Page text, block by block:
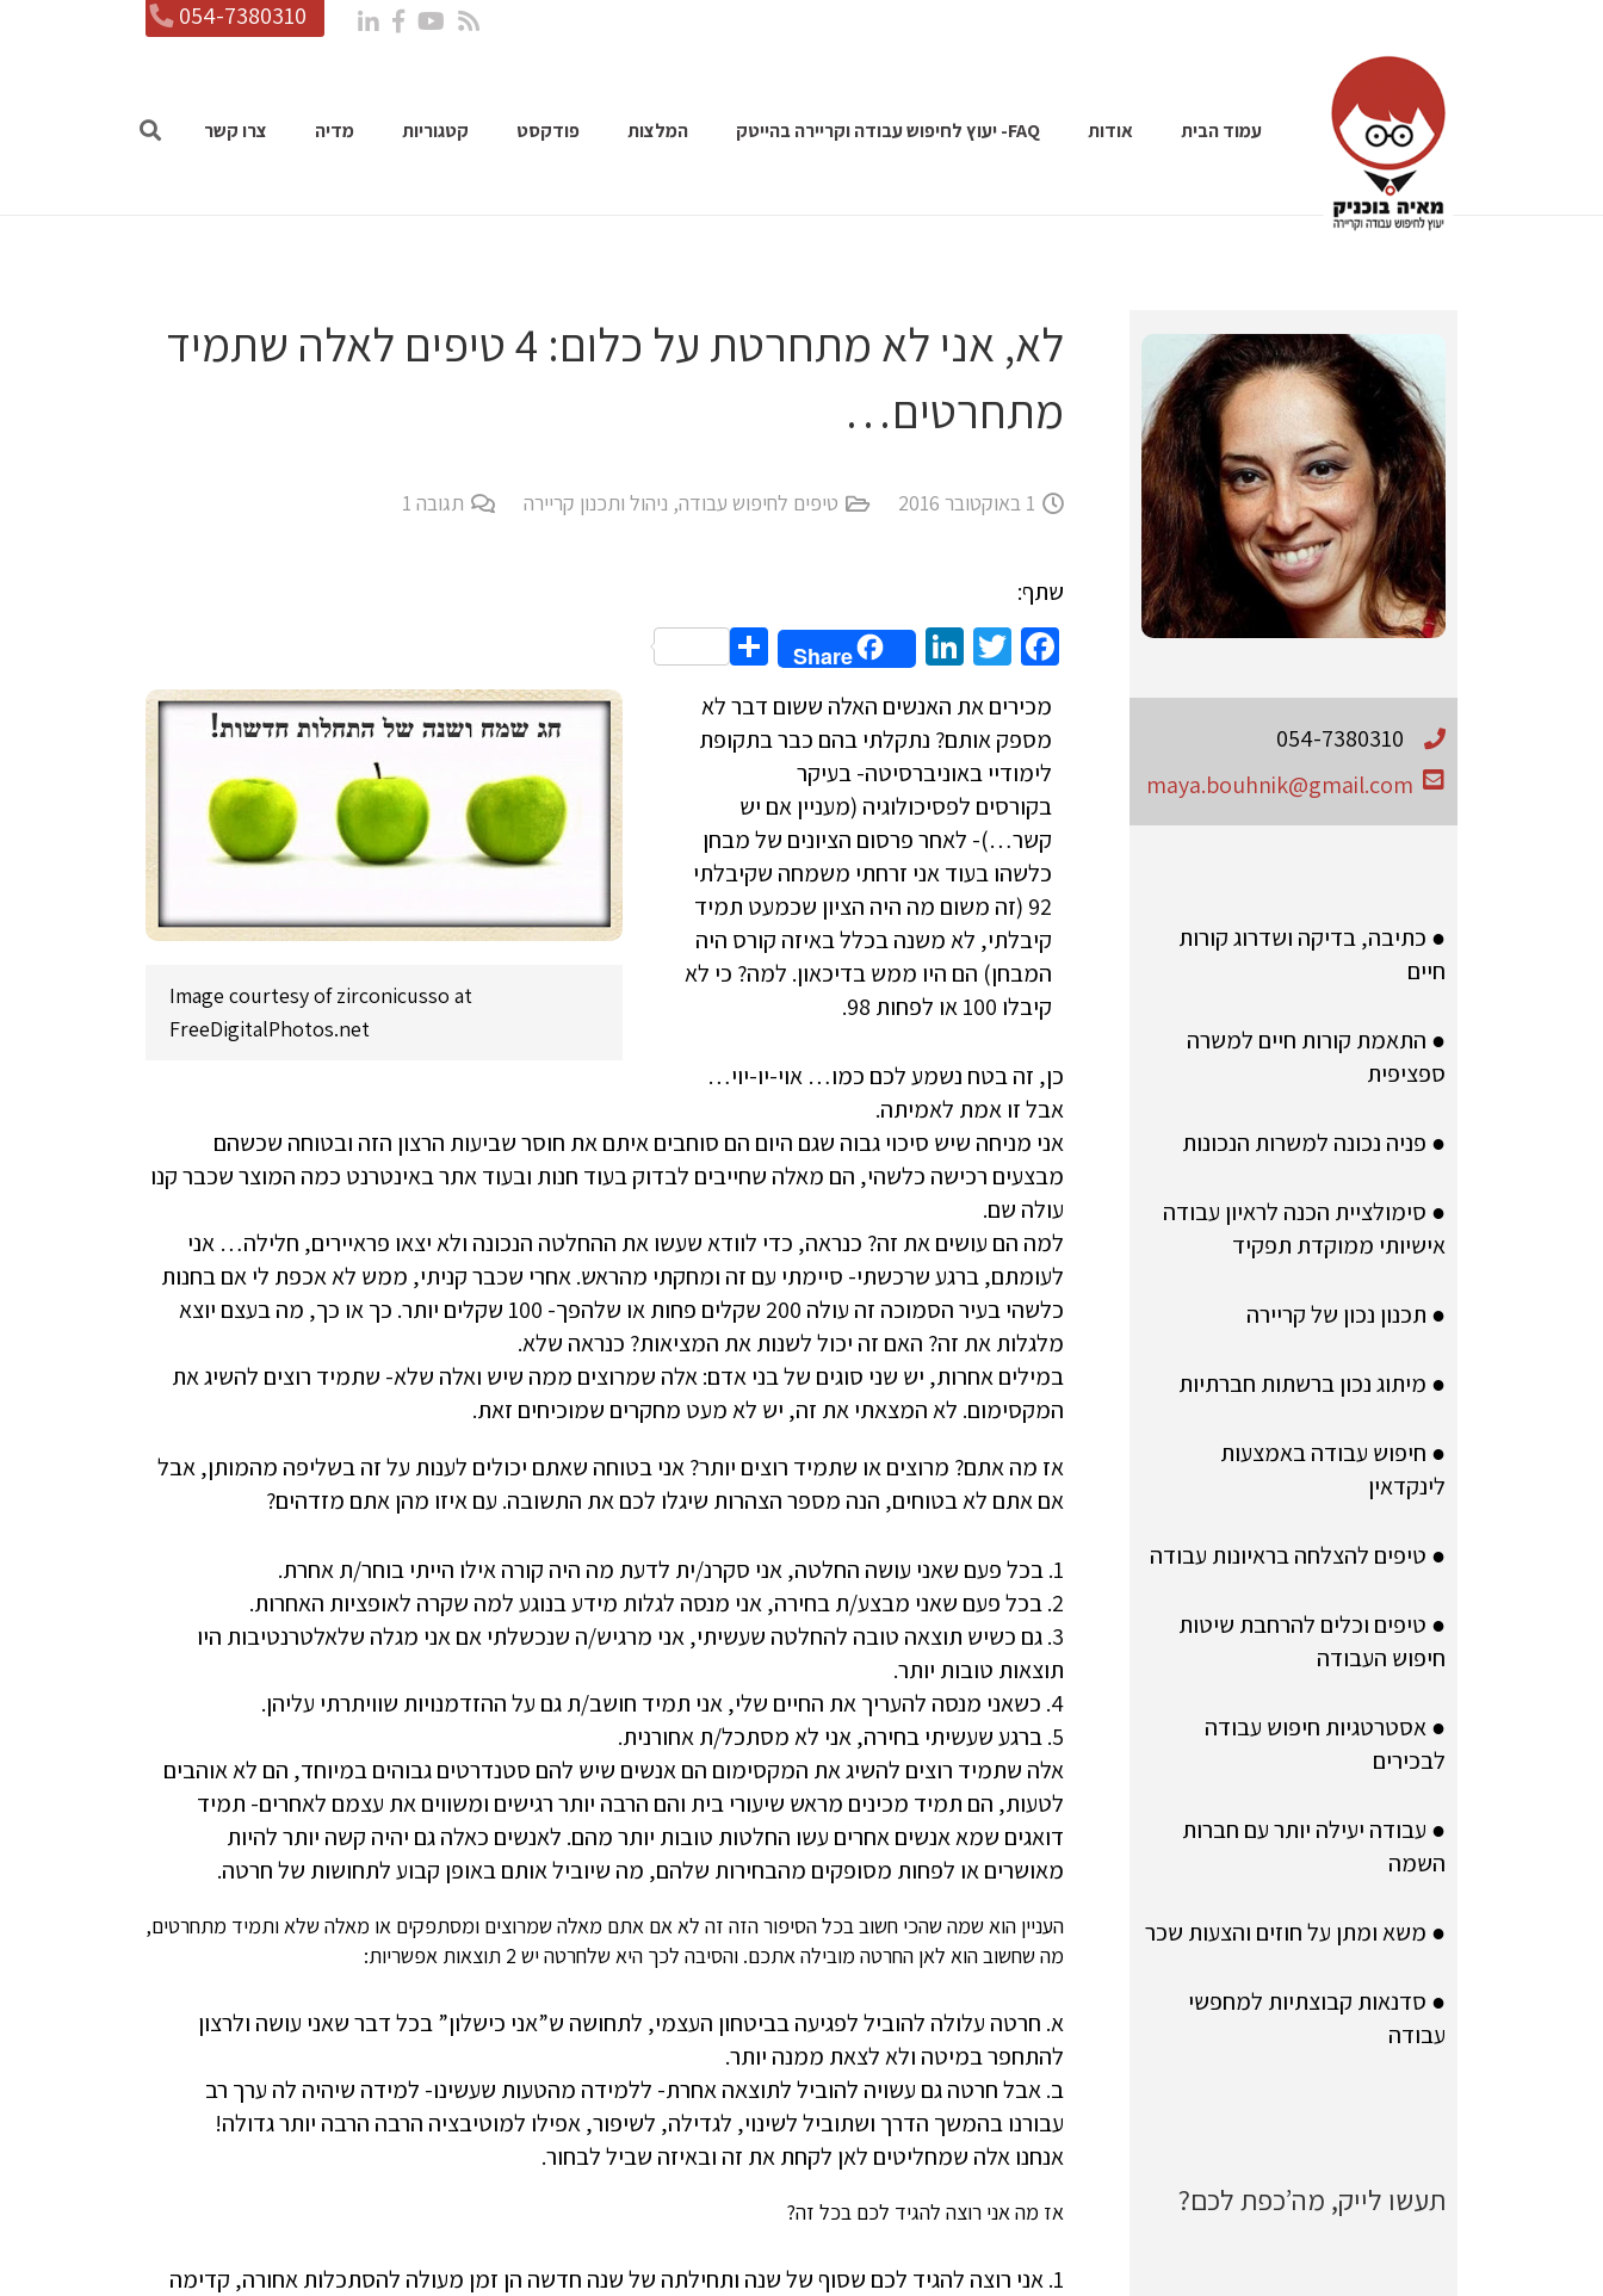
054-7380310
עמוד הבית אודות FAQ- יעוץ לחיפוש עבודה וקריירה בהייטק המלצות פודקסט קטגוריות מדיה צרו קשר
לא, אני לא מתחרטת על כלום: 4 טיפים לאלה שתמיד
מתחרטים…
1 באוקטובר 2016 טיפים לחיפוש עבודה, ניהול ותכנון קריירה תגובה
שתף:
Facebook
Twitter
LinkedIn
Share
Share
Image courtesy of zirconicusso at
FreeDigitalPhotos.net
מכירים את האנשים האלה ששום דבר לא
מספק אותם? נתקלתי בהם כבר בתקופת
לימודיי באוניברסיטה- בעיקר
בקורסים לפסיכולוגיה (מעניין אם יש
קשר…)- לאחר פרסום הציונים של מבחן
כלשהו בעוד אני זרחתי משמחה שקיבלתי
92 (זה משום מה היה הציון שכמעט תמיד
קיבלתי, לא משנה בכלל באיזה קורס היה
המבחן) הם היו ממש בדיכאון. למה? כי לא
קיבלו 100 או לפחות 98.
כן, זה בטח נשמע לכם כמו… אוי-יו-יוי…
אבל זו אמת לאמיתה.
אני מניחה שיש סיכוי גבוה שגם היום הם סוחבים איתם את חוסר שביעות הרצון הזה ובטוחה שכשהם
מבצעים רכישה כלשהי, הם מאלה שחייבים לבדוק בעוד חנות ובעוד אתר באינטרנט כמה המוצר שכבר קנו
עולה שם.
למה הם עושים את זה? כנראה, כדי לוודא שעשו את ההחלטה הנכונה ולא יצאו פראיירים, חלילה… אני
לעומתם, ברגע שרכשתי- סיימתי עם זה ומחקתי מהראש. אחרי שכבר קניתי, ממש לא אכפת לי אם בחנות
כלשהי בעיר הסמוכה זה עולה 200 שקלים פחות או שלהפך- 100 שקלים יותר. כך או כך, מה בעצם יוצא
מלגלות את זה? האם זה יכול לשנות את המציאות? כנראה שלא.
במילים אחרות, יש שני סוגים של בני אדם: אלה שמרוצים ממה שיש ואלה שלא- שתמיד רוצים להשיג את
המקסימום. לא המצאתי את זה, יש לא מעט מחקרים שמוכיחים זאת.
אז מה אתם? מרוצים או שתמיד רוצים יותר? אני בטוחה שאתם יכולים לענות על זה בשליפה מהמותן, אבל
אם אתם לא בטוחים, הנה מספר הצהרות שיגלו לכם את התשובה. עם איזו מהן אתם מזדהים?
1. בכל פעם שאני עושה החלטה, אני סקרנ/ית לדעת מה היה קורה אילו הייתי בוחר/ת אחרת.
2. בכל פעם שאני מבצע/ת בחירה, אני מנסה לגלות מידע בנוגע למה שקרה לאופציות האחרות.
3. גם כשיש תוצאה טובה להחלטה שעשיתי, אני מרגיש/ה שנכשלתי אם אני מגלה שלאלטרנטיבות היו
תוצאות טובות יותר.
4. כשאני מנסה להעריך את החיים שלי, אני תמיד חושב/ת גם על ההזדמנויות שוויתרתי עליהן.
5. ברגע שעשיתי בחירה, אני לא מסתכל/ת אחורנית.
אלה שתמיד רוצים להשיג את המקסימום הם אנשים שיש להם סטנדרטים גבוהים במיוחד, הם לא אוהבים
לטעות, הם תמיד מכינים מראש שיעורי בית והם הרבה יותר רגישים ומשווים את עצמם לאחרים- תמיד
דואגים שמא אנשים אחרים עשו החלטות טובות יותר מהם. לאנשים כאלה גם יהיה קשה יותר להיות
מאושרים או לפחות מסופקים מהבחירות שלהם, מה שיוביל אותם באופן קבוע לתחושות של חרטה.
העניין הוא שמה שהכי חשוב בכל הסיפור הזה זה לא אם אתם מאלה שמרוצים ומסתפקים או מאלה שלא ותמיד מתחרטים,
מה שחשוב הוא לאן החרטה מובילה אתכם. והסיבה לכך היא שלחרטה יש 2 תוצאות אפשריות:
א. חרטה עלולה להוביל לפגיעה בביטחון העצמי, לתחושה ש”אני כישלון” בכל דבר שאני עושה ולרצון
להתחפר במיטה ולא לצאת ממנה יותר.
ב. אבל חרטה גם עשויה להוביל לתוצאה אחרת- ללמידה מהטעות שעשינו- למידה שיהיה לה ערך רב
עבורנו בהמשך הדרך ושתוביל לשינוי, לגדילה, לשיפור, אפילו למוטיבציה הרבה הרבה יותר גדולה!
אנחנו אלה שמחליטים לאן לקחת את זה ובאיזה שביל לבחור.
אז מה אני רוצה להגיד לכם בכל זה?
1. אני רוצה להגיד לכם שסוף של שנה ותחילתה של שנה חדשה הן זמן מעולה להסתכלות אחורה, קדימה
054-7380310
maya.bouhnik@gmail.com
● כתיבה, בדיקה ושדרוג קורות
חיים
● התאמת קורות חיים למשרה
ספציפית
● פניה נכונה למשרות הנכונות
● סימולציית הכנה לראיון עבודה
אישיותי ממוקדת תפקיד
● תכנון נכון של קריירה
● מיתוג נכון ברשתות חברתיות
● חיפוש עבודה באמצעות
לינקדאין
● טיפים להצלחה בראיונות עבודה
● טיפים וכלים להרחבת שיטות
חיפוש העבודה
● אסטרטגיות חיפוש עבודה
לבכירים
● עבודה יעילה יותר עם חברות
השמה
● משא ומתן על חוזים והצעות שכר
● סדנאות קבוצתיות למחפשי
עבודה
תעשו לייק, מה’כפת לכם?